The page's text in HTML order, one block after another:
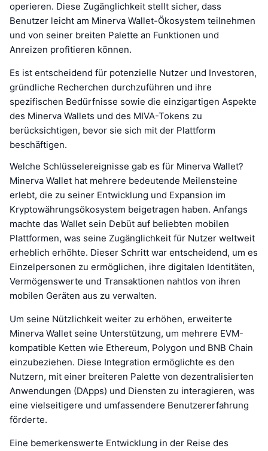
operieren. Diese Zugänglichkeit stellt sicher, dass
Benutzer leicht am Minerva Wallet-Ökosystem teilnehmen
und von seiner breiten Palette an Funktionen und
Anreizen profitieren können.
Es ist entscheidend für potenzielle Nutzer und Investoren,
gründliche Recherchen durchzuführen und ihre
spezifischen Bedürfnisse sowie die einzigartigen Aspekte
des Minerva Wallets und des MIVA-Tokens zu
berücksichtigen, bevor sie sich mit der Plattform
beschäftigen.
Welche Schlüsselereignisse gab es für Minerva Wallet?
Minerva Wallet hat mehrere bedeutende Meilensteine
erlebt, die zu seiner Entwicklung und Expansion im
Kryptowährungsökosystem beigetragen haben. Anfangs
machte das Wallet sein Debüt auf beliebten mobilen
Plattformen, was seine Zugänglichkeit für Nutzer weltweit
erheblich erhöhte. Dieser Schritt war entscheidend, um es
Einzelpersonen zu ermöglichen, ihre digitalen Identitäten,
Vermögenswerte und Transaktionen nahtlos von ihren
mobilen Geräten aus zu verwalten.
Um seine Nützlichkeit weiter zu erhöhen, erweiterte
Minerva Wallet seine Unterstützung, um mehrere EVM-
kompatible Ketten wie Ethereum, Polygon und BNB Chain
einzubeziehen. Diese Integration ermöglichte es den
Nutzern, mit einer breiteren Palette von dezentralisierten
Anwendungen (DApps) und Diensten zu interagieren, was
eine vielseitigere und umfassendere Benutzererfahrung
förderte.
Eine bemerkenswerte Entwicklung in der Reise des